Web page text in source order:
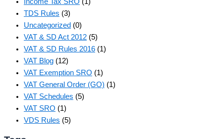
TDS Rules (3)
Uncategorized (0)
VAT & SD Act 2012 (5)
VAT & SD Rules 2016 (1)
VAT Blog (12)
VAT Exemption SRO (1)
VAT General Order (GO) (1)
VAT Schedules (5)
VAT SRO (1)
VDS Rules (5)